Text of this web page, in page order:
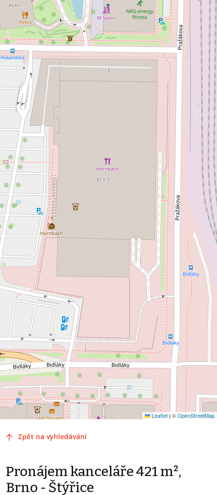
Leaflet | ©OpenStreetMap
Zpět na vyhledávání
Pronájem kanceláře 421 m²,
Brno - Štýřice